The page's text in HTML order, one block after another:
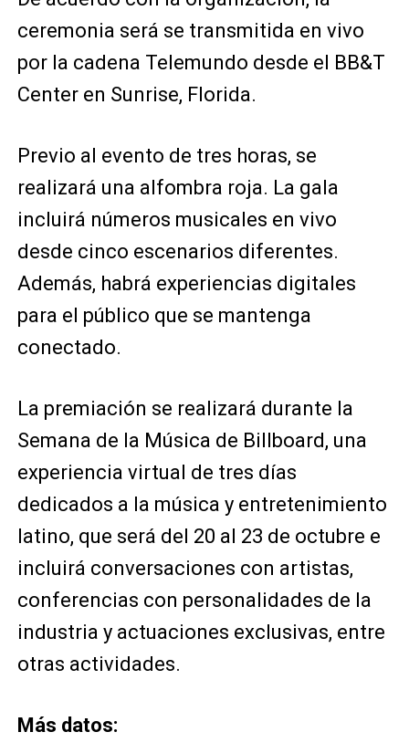
ceremonia será se transmitida en vivo
por la cadena Telemundo desde el BB&T
Center en Sunrise, Florida.
Previo al evento de tres horas, se
realizará una alfombra roja. La gala
incluirá números musicales en vivo
desde cinco escenarios diferentes.
Además, habrá experiencias digitales
para el público que se mantenga
conectado.
La premiación se realizará durante la
Semana de la Música de Billboard, una
experiencia virtual de tres días
dedicados a la música y entretenimiento
latino, que será del 20 al 23 de octubre e
incluirá conversaciones con artistas,
conferencias con personalidades de la
industria y actuaciones exclusivas, entre
otras actividades.
Más datos: